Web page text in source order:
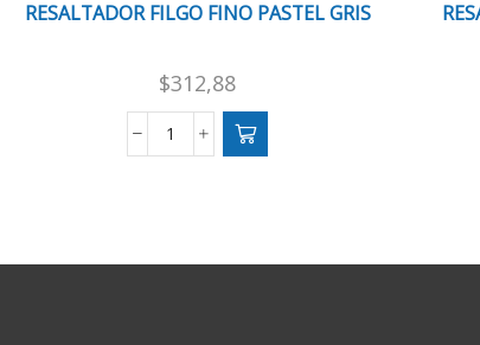
RESALTADOR FILGO FINO PASTEL GRIS
$312,88
RESALTADOR
cantidad